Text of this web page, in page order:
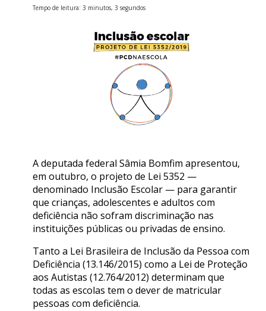
Tempo de leitura: 3 minutos, 3 segundos
A deputada federal Sâmia Bomfim apresentou,
em outubro, o projeto de Lei 5352 —
denominado Inclusão Escolar — para garantir
que crianças, adolescentes e adultos com
deficiência não sofram discriminação nas
instituições públicas ou privadas de ensino.
Tanto a Lei Brasileira de Inclusão da Pessoa com
Deficiência (13.146/2015) como a Lei de Proteção
aos Autistas (12.764/2012) determinam que
todas as escolas tem o dever de matricular
pessoas com deficiência.